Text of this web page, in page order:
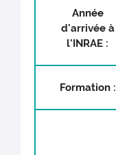
Année
d'arrivée à
l'INRAE :
Formation :